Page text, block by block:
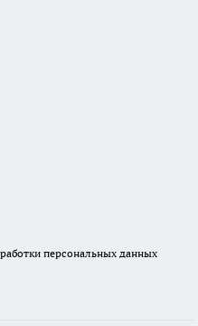
персональных данных